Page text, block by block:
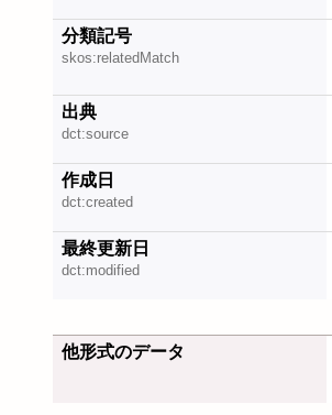
分類記号
skos:relatedMatch
出典
dct:source
作成日
dct:created
最終更新日
dct:modified
他形式のデータ